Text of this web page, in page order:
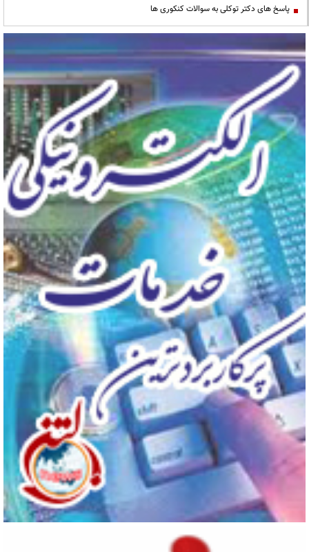
پاسخ های دکتر توکلی به سوالات کنکوری ها